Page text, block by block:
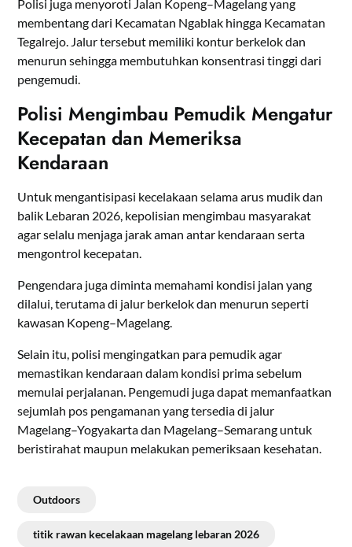
Polisi juga menyoroti Jalan Kopeng–Magelang yang
membentang dari Kecamatan Ngablak hingga Kecamatan
Tegalrejo. Jalur tersebut memiliki kontur berkelok dan
menurun sehingga membutuhkan konsentrasi tinggi dari
pengemudi.
Polisi Mengimbau Pemudik Mengatur
Kecepatan dan Memeriksa
Kendaraan
Untuk mengantisipasi kecelakaan selama arus mudik dan
balik Lebaran 2026, kepolisian mengimbau masyarakat
agar selalu menjaga jarak aman antar kendaraan serta
mengontrol kecepatan.
Pengendara juga diminta memahami kondisi jalan yang
dilalui, terutama di jalur berkelok dan menurun seperti
kawasan Kopeng–Magelang.
Selain itu, polisi mengingatkan para pemudik agar
memastikan kendaraan dalam kondisi prima sebelum
memulai perjalanan. Pengemudi juga dapat memanfaatkan
sejumlah pos pengamanan yang tersedia di jalur
Magelang–Yogyakarta dan Magelang–Semarang untuk
beristirahat maupun melakukan pemeriksaan kesehatan.
Outdoors
titik rawan kecelakaan magelang lebaran 2026